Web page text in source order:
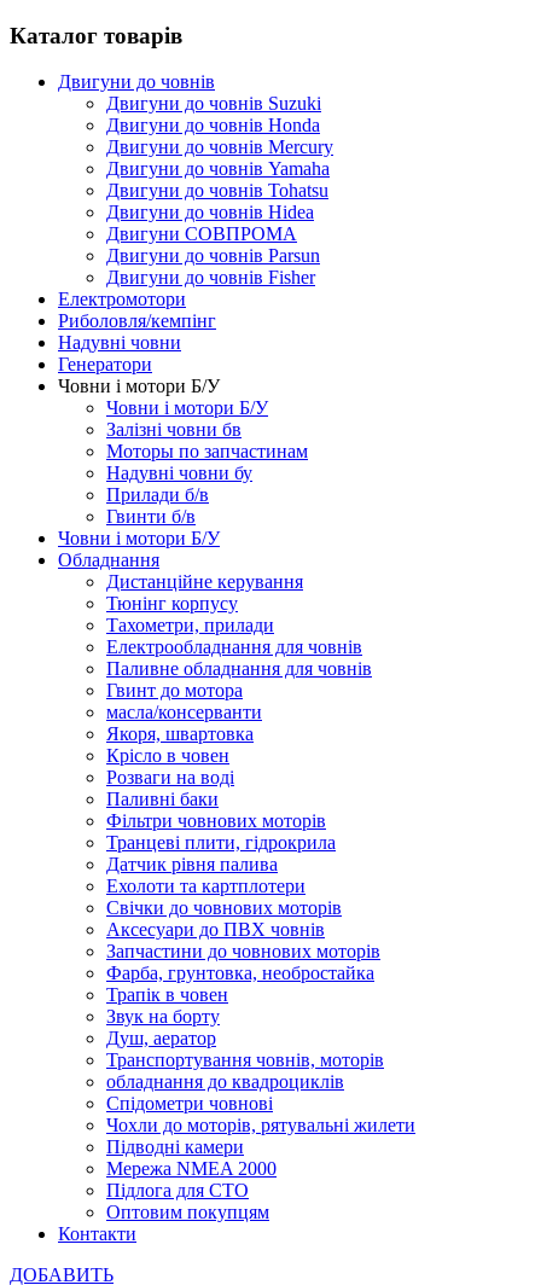
Каталог товарів
Двигуни до човнів
Двигуни до човнів Suzuki
Двигуни до човнів Honda
Двигуни до човнів Mercury
Двигуни до човнів Yamaha
Двигуни до човнів Tohatsu
Двигуни до човнів Hidea
Двигуни СОВПРОМА
Двигуни до човнів Parsun
Двигуни до човнів Fisher
Електромотори
Риболовля/кемпінг
Надувні човни
Генератори
Човни і мотори Б/У
Човни і мотори Б/У
Залізні човни бв
Моторы по запчастинам
Надувні човни бу
Прилади б/в
Гвинти б/в
Човни і мотори Б/У
Обладнання
Дистанційне керування
Тюнінг корпусу
Тахометри, прилади
Електрообладнання для човнів
Паливне обладнання для човнів
Гвинт до мотора
масла/консерванти
Якоря, швартовка
Крісло в човен
Розваги на воді
Паливні баки
Фільтри човнових моторів
Транцеві плити, гідрокрила
Датчик рівня палива
Ехолоти та картплотери
Cвічки до човнових моторів
Аксесуари до ПВХ човнів
Запчастини до човнових моторів
Фарба, грунтовка, необростайка
Трапік в човен
Звук на борту
Душ, аератор
Транспортування човнів, моторів
обладнання до квадроциклів
Спідометри човнові
Чохли до моторів, рятувальні жилети
Підводні камери
Мережа NMEA 2000
Підлога для СТО
Оптовим покупцям
Контакти
ДОБАВИТЬ